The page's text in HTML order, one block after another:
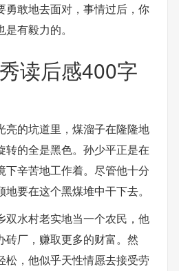
勇敢地去面对，事情过后，你
有毅力的。
读后感400字
亮的坑道里，煤溜子在隆隆地
转的全是黑色。孙少平正是在
下辛苦地工作着。尽管他十分
要在这个黑煤堆中干下去。
双水村老实地当一个农民，他
砖厂，赚取更多的财富。然
松，他似乎天性情愿去接受劳